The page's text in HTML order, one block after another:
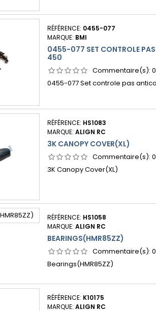
RÉFÉRENCE: 0455-077
MARQUE: BMI
0455-077 SET CONTROLE
450
Commentaire(s): 0
0455-077 Set controle pas
RÉFÉRENCE: HS1083
MARQUE: ALIGN RC
3K CANOPY COVER(XL)
Commentaire(s): 0
3K Canopy Cover(XL)
RÉFÉRENCE: HS1058
MARQUE: ALIGN RC
BEARINGS(HMR85ZZ)
Commentaire(s): 0
Bearings(HMR85ZZ)
RÉFÉRENCE: K10175
MARQUE: ALIGN RC